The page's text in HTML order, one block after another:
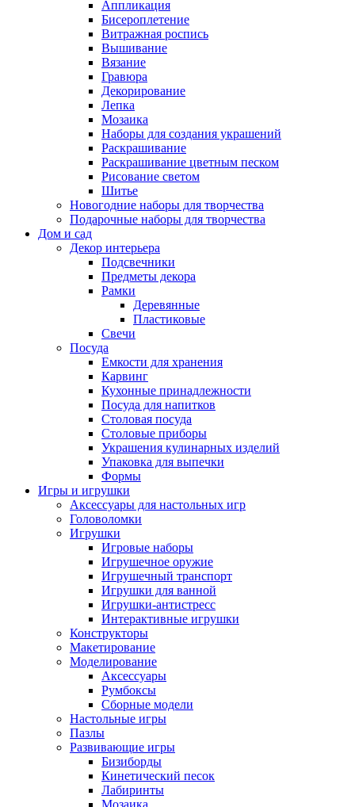
Аппликация
Бисероплетение
Витражная роспись
Вышивание
Вязание
Гравюра
Декорирование
Лепка
Мозаика
Наборы для создания украшений
Раскрашивание
Раскрашивание цветным песком
Рисование светом
Шитье
Новогодние наборы для творчества
Подарочные наборы для творчества
Дом и сад
Декор интерьера
Подсвечники
Предметы декора
Рамки
Деревянные
Пластиковые
Свечи
Посуда
Емкости для хранения
Карвинг
Кухонные принадлежности
Посуда для напитков
Столовая посуда
Столовые приборы
Украшения кулинарных изделий
Упаковка для выпечки
Формы
Игры и игрушки
Аксессуары для настольных игр
Головоломки
Игрушки
Игровые наборы
Игрушечное оружие
Игрушечный транспорт
Игрушки для ванной
Игрушки-антистресс
Интерактивные игрушки
Конструкторы
Макетирование
Моделирование
Аксессуары
Румбоксы
Сборные модели
Настольные игры
Пазлы
Развивающие игры
Бизиборды
Кинетический песок
Лабиринты
Мозаика